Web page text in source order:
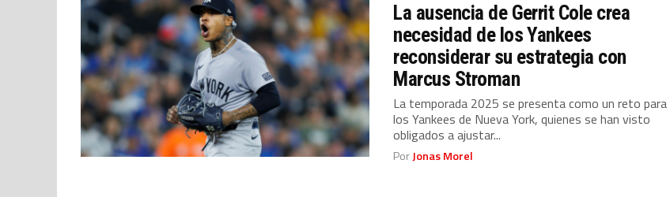
La ausencia de Gerrit Cole crea
necesidad de los Yankees
reconsiderar su estrategia con
Marcus Stroman
La temporada 2025 se presenta como un reto para
los Yankees de Nueva York, quienes se han visto
obligados a ajustar...
PorJonas Morel